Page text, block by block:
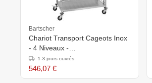
Bartscher
Chariot Transport Cageots Inox
- 4 Niveaux -
1080x570x1610(h)mm - 120Kg
1-3 jours ouvrés
546,07 €